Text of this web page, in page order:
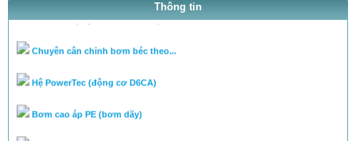
Thông tin
cân lưu lượng bơm theo tài liệ...